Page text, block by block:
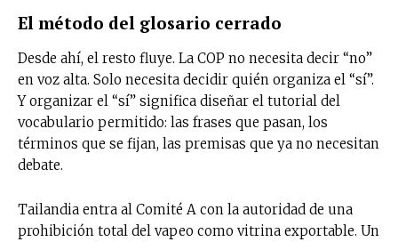
El método del glosario cerrado
Desde ahí, el resto fluye. La COP no necesita decir “no”
en voz alta. Solo necesita decidir quién organiza el “sí”.
Y organizar el “sí” significa diseñar el tutorial del
vocabulario permitido: las frases que pasan, los
términos que se fijan, las premisas que ya no necesitan
debate.
Tailandia entra al Comité A con la autoridad de una
prohibición total del vapeo como vitrina exportable. Un